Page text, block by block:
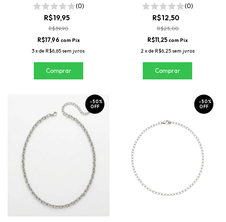
(0)
R$19,95
R$39,90
R$17,96 com Pix
3xde R$6,65 sem juros
(0)
R$12,50
R$25,00
R$11,25com Pix
2xde R$6,25 sem juros
-50%
OFF
-50%
OFF